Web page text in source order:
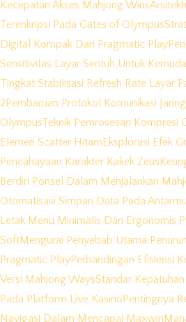
Kecepatan Akses Mahjong Wins
Terenkripsi Pada Gates of Olympus
Digital Kompak Dari Pragmatic Play
Sensitivitas Layar Sentuh Untuk
Tingkat Stabilisasi Refresh Rate Layar
2 Pembaruan Protokol Komunikasi
OlympusTeknik Pemrosesan Kompresi
Elemen Scatter Hitam Eksplorasi Efek
Pencahayaan Karakter Kakek Zeus
Berdiri Ponsel Dalam Menjalankan
Otomatisasi Simpan Data Pada
Letak Menu Minimalis Dan Ergonomis
SoftMengurai Penyebab Utama
Pragmatic PlayPerbandingan Efisiensi
Versi Mahjong WaysStandar
Pada Platform Live Kasino Pentingnya
Navigasi Dalam Mencapai Maxwin